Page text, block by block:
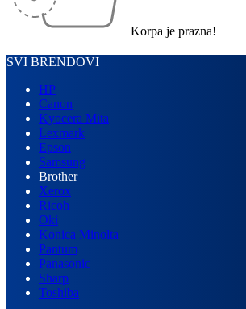
Korpa je prazna!
SVI BRENDOVI
HP
Canon
Kyocera Mita
Lexmark
Epson
Samsung
Brother
Xerox
Ricoh
Oki
Konica Minolta
Pantum
Panasonic
Sharp
Toshiba